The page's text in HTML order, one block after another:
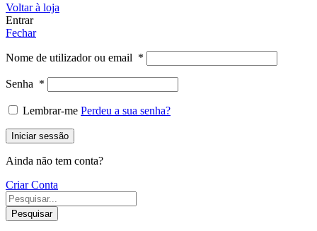
Voltar à loja
Entrar
Fechar
Nome de utilizador ou email *
Senha *
Lembrar-me Perdeu a sua senha?
Iniciar sessão
Ainda não tem conta?
Criar Conta
Pesquisar